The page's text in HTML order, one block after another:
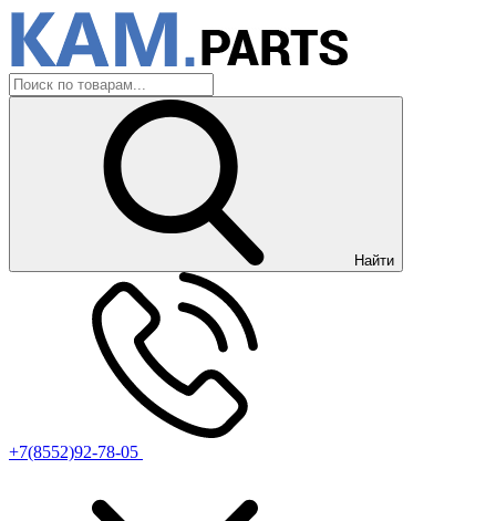
Найти
+7(8552)92-78-05